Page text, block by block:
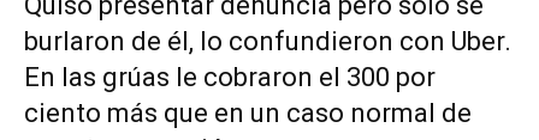
burlaron de él, lo confundieron con Uber.
En las grúas le cobraron el 300 por
ciento más que en un caso normal de